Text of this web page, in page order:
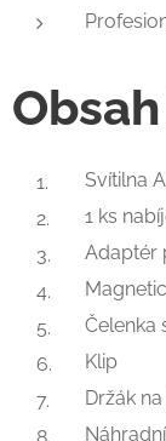
Svítilna
1 ks
Adaptér
Čelenka
Klip
Držák